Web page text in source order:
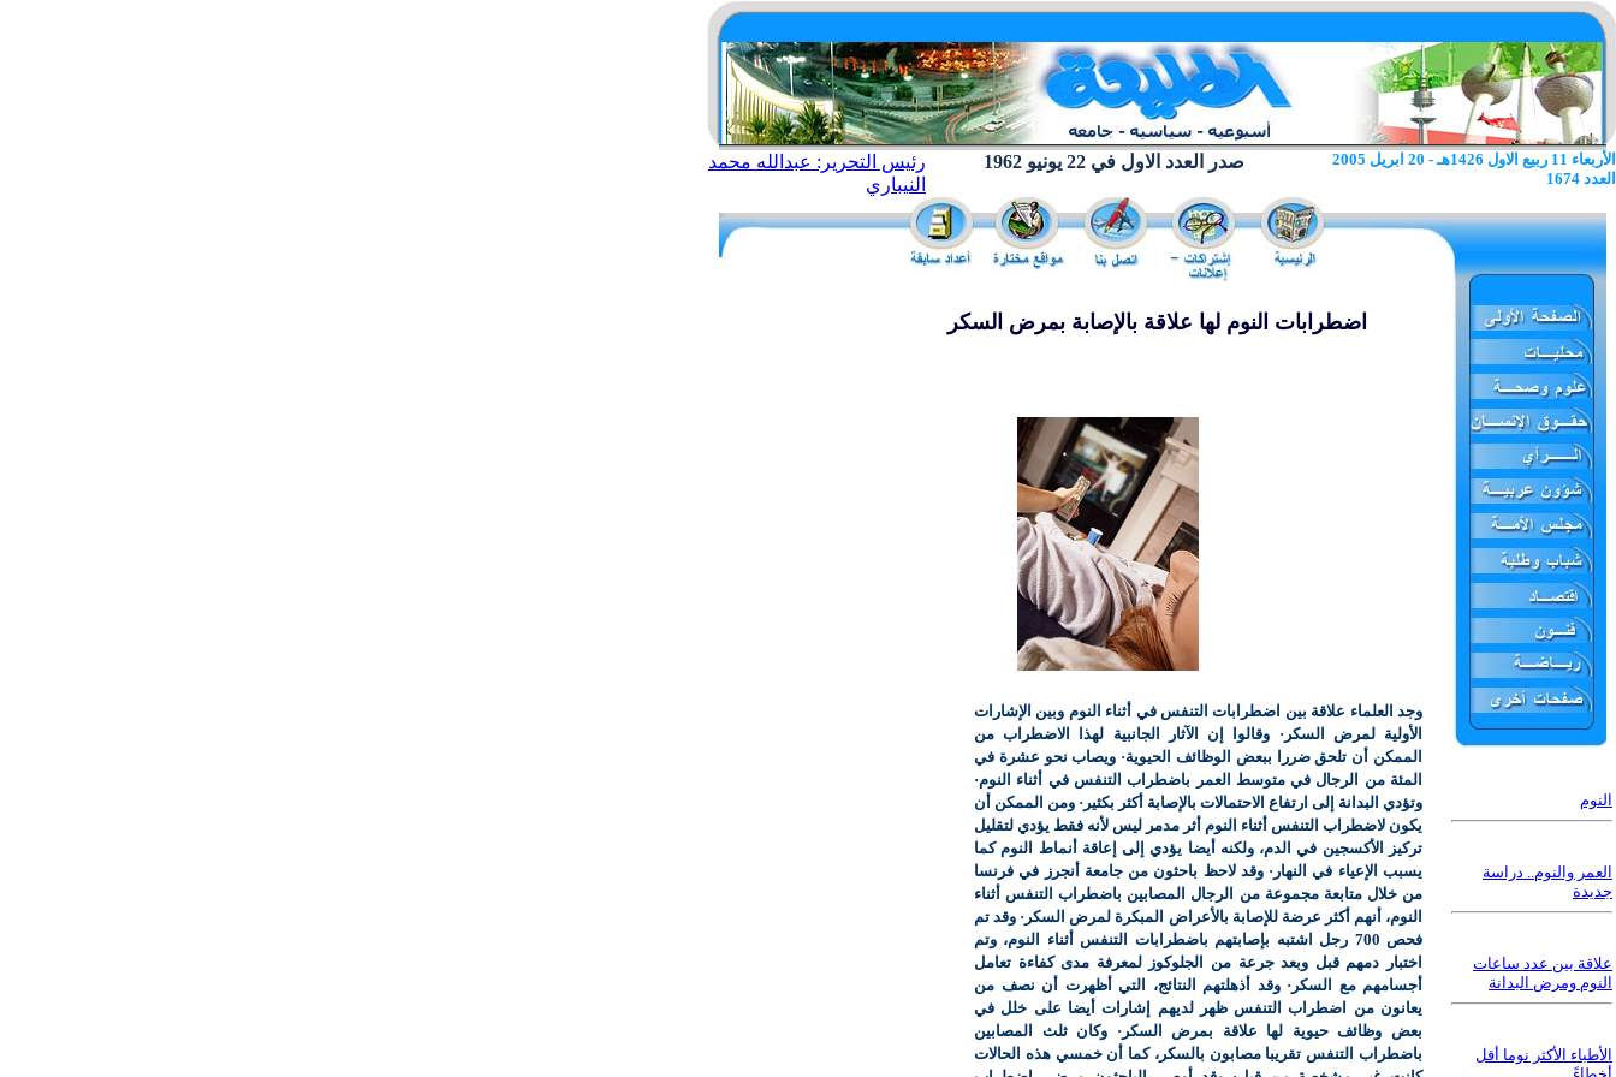
رئيس التحرير: عبدالله محمد
النيباري
صدر العدد الاول في 22 يونيو 1962
الأربعاء 11 ربيع الاول 1426هـ - 20 ابريل 2005
العدد 1674
اضطرابات النوم لها علاقة بالإصابة بمرض السكر
وجد العلماء علاقة بين اضطرابات التنفس في أثناء النوم وبين الإشارات
الأولية لمرض السكر· وقالوا إن الآثار الجانبية لهذا الاضطراب من
الممكن أن تلحق ضررا ببعض الوظائف الحيوية· ويصاب نحو عشرة في
المئة من الرجال في متوسط العمر باضطراب التنفس في أثناء النوم·
وتؤدي البدانة إلى ارتفاع الاحتمالات بالإصابة أكثر بكثير· ومن الممكن أن
يكون لاضطراب التنفس أثناء النوم أثر مدمر ليس لأنه فقط يؤدي لتقليل
تركيز الأكسجين في الدم، ولكنه أيضا يؤدي إلى إعاقة أنماط النوم كما
يسبب الإعياء في النهار· وقد لاحظ باحثون من جامعة أنجرز في فرنسا
من خلال متابعة مجموعة من الرجال المصابين باضطراب التنفس أثناء
النوم، أنهم أكثر عرضة للإصابة بالأعراض المبكرة لمرض السكر· وقد تم
فحص 700 رجل اشتبه بإصابتهم باضطرابات التنفس أثناء النوم، وتم
اختبار دمهم قبل وبعد جرعة من الجلوكوز لمعرفة مدى كفاءة تعامل
أجسامهم مع السكر· وقد أذهلتهم النتائج، التي أظهرت أن نصف من
يعانون من اضطراب التنفس ظهر لديهم إشارات أيضا على خلل في
بعض وظائف حيوية لها علاقة بمرض السكر· وكان ثلث المصابين
باضطراب التنفس تقريبا مصابون بالسكر، كما أن خمسي هذه الحالات
النوم
العمر والنوم.. دراسة
جديدة
علاقة بين عدد ساعات
النوم ومرض البدانة
الأطباء الأكثر نوما أقل